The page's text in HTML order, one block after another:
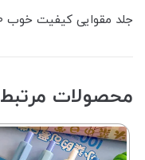
جلد مقوایی کیفیت خوب ۱۰۰برگ
محصولات مرتبط